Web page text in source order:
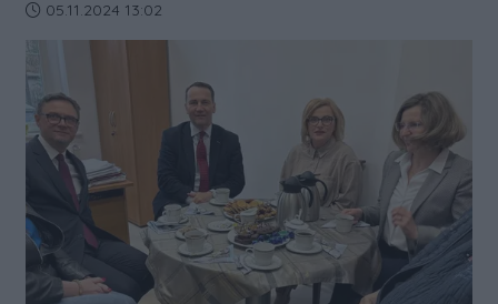
Data dodania artykułu:
05.11.2024 13:02